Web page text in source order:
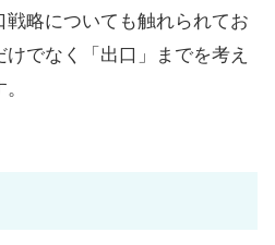
略についても触れられてお
でなく「出口」までを考え